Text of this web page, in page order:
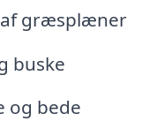
af græsplæner
buske
og bede